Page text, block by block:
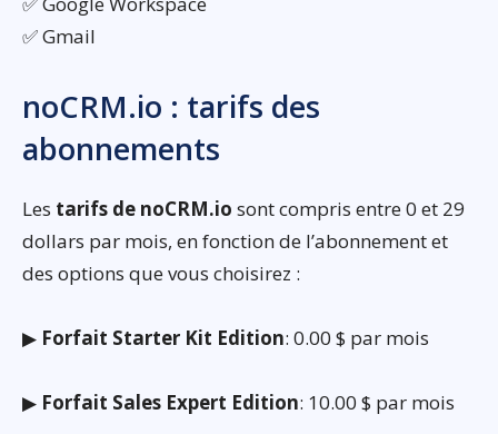
✅ Gmail
noCRM.io : tarifs des
abonnements
Les tarifs de noCRM.io sont compris entre 0 et 29
dollars par mois, en fonction de l’abonnement et
des options que vous choisirez :
▶ Forfait Starter Kit Edition: 0.00 $ par mois
▶ Forfait Sales Expert Edition: 10.00 $ par mois